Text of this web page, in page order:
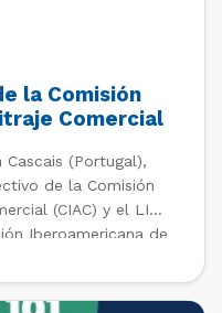
la Comisión
Comercial
(Portugal),
de la Comisión
(CIAC) y el LI
Iberoamericana de
Servicios (AICO).
e inscríbete en […]